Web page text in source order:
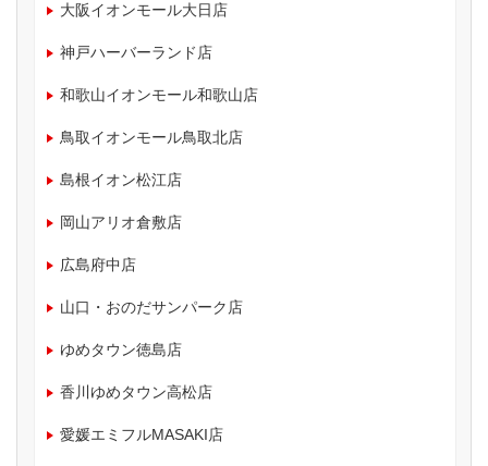
大阪イオンモール大日店
神戸ハーバーランド店
和歌山イオンモール和歌山店
鳥取イオンモール鳥取北店
島根イオン松江店
岡山アリオ倉敷店
広島府中店
山口・おのだサンパーク店
ゆめタウン徳島店
香川ゆめタウン高松店
愛媛エミフルMASAKI店